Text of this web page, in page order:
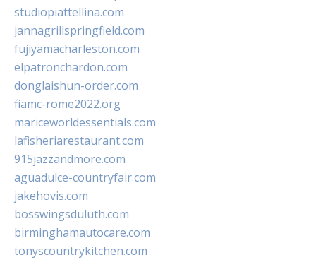
studiopiattellina.com
jannagrillspringfield.com
fujiyamacharleston.com
elpatronchardon.com
donglaishun-order.com
fiamc-rome2022.org
mariceworldessentials.com
lafisheriarestaurant.com
915jazzandmore.com
aguadulce-countryfair.com
jakehovis.com
bosswingsduluth.com
birminghamautocare.com
tonyscountrykitchen.com